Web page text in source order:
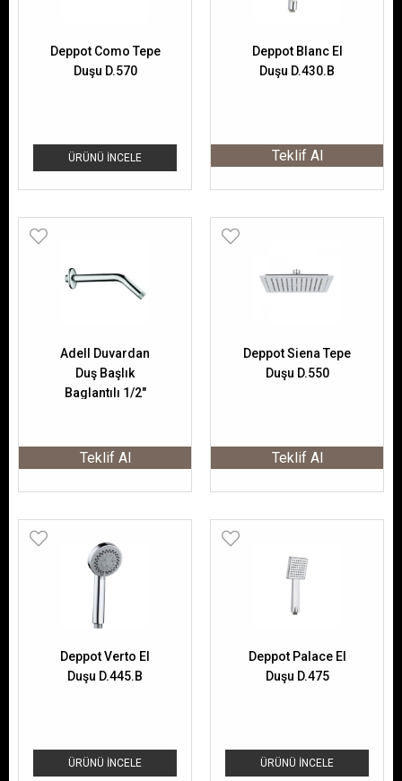
ÜRÜNÜ İNCELE
Deppot Como Tepe
Duşu D.570
Deppot Blanc El
Duşu D.430.B
Teklif Al
Adell Duvardan
Duş Başlık
Baglantılı 1/2"
Teklif Al
Deppot Siena Tepe
Duşu D.550
Teklif Al
ÜRÜNÜ İNCELE
Deppot Verto El
Duşu D.445.B
ÜRÜNÜ İNCELE
Deppot Palace El
Duşu D.475